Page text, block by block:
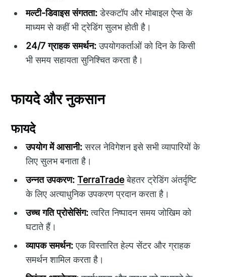
मल्टी-डिवाइस संगतता:डेस्कटॉप और मोबाइल ऐप्स के
माध्यम से कहीं भी ट्रेडिंग सुलभ होती है।
24/7 ग्राहक समर्थन:उपयोगकर्ताओं को दिन के किसी
भी समय सहायता सुनिश्चित करता है।
फायदे और नुकसान
फायदे
उपयोग में आसानी:सरल नेविगेशन इसे सभी व्यापारियों के
लिए सुलभ बनाता है।
उन्नत उपकरण: TerraTradeबेहतर ट्रेडिंग अंतर्दृष्टि
के लिए अत्याधुनिक उपकरण प्रदान करता है।
उच्च गति प्रोसेसिंग:त्वरित निष्पादन समय जोखिम को
घटाते हैं।
व्यापक समर्थन:एक विस्तारित हेल्प सेंटर और ग्राहक
समर्थन शामिल करता है।